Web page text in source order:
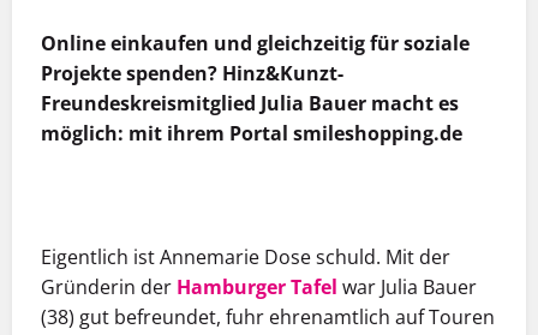
Online einkaufen und gleichzeitig für soziale
Projekte spenden? Hinz&Kunzt-
Freundeskreismitglied Julia Bauer macht es
möglich: mit ihrem Portal smileshopping.de
MEHR INFOS
MEHR INFOS
Eigentlich ist Annemarie Dose schuld. Mit der
Gründerin der Hamburger Tafel war Julia Bauer
(38) gut befreundet, fuhr ehrenamtlich auf Touren